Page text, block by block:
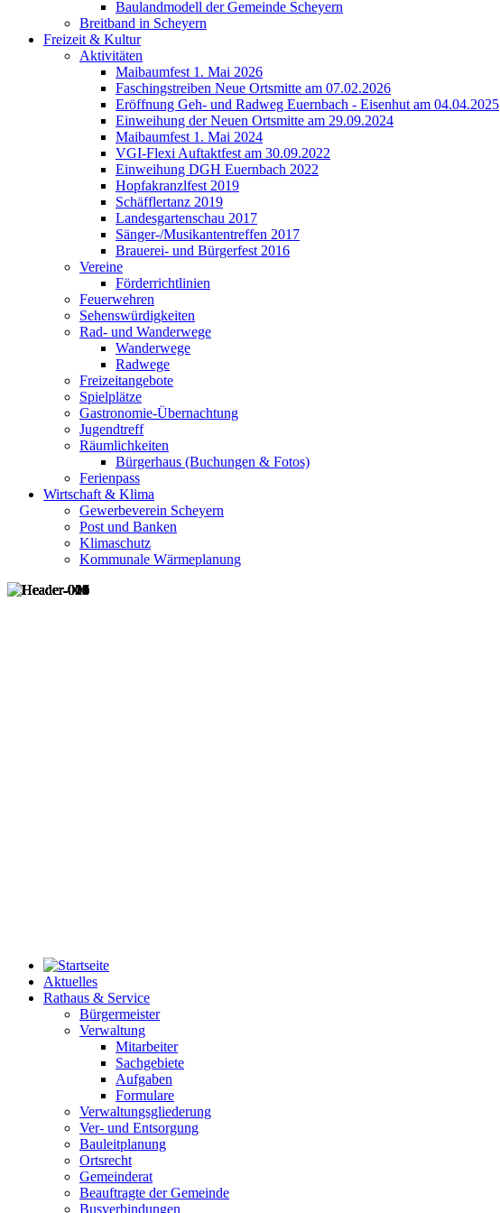
Baulandmodell der Gemeinde Scheyern
Breitband in Scheyern
Freizeit & Kultur
Aktivitäten
Maibaumfest 1. Mai 2026
Faschingstreiben Neue Ortsmitte am 07.02.2026
Eröffnung Geh- und Radweg Euernbach - Eisenhut am 04.04.2025
Einweihung der Neuen Ortsmitte am 29.09.2024
Maibaumfest 1. Mai 2024
VGI-Flexi Auftaktfest am 30.09.2022
Einweihung DGH Euernbach 2022
Hopfakranzlfest 2019
Schäfflertanz 2019
Landesgartenschau 2017
Sänger-/Musikantentreffen 2017
Brauerei- und Bürgerfest 2016
Vereine
Förderrichtlinien
Feuerwehren
Sehenswürdigkeiten
Rad- und Wanderwege
Wanderwege
Radwege
Freizeitangebote
Spielplätze
Gastronomie-Übernachtung
Jugendtreff
Räumlichkeiten
Bürgerhaus (Buchungen & Fotos)
Ferienpass
Wirtschaft & Klima
Gewerbeverein Scheyern
Post und Banken
Klimaschutz
Kommunale Wärmeplanung
Aktuelles
Rathaus & Service
Bürgermeister
Verwaltung
Mitarbeiter
Sachgebiete
Aufgaben
Formulare
Verwaltungsgliederung
Ver- und Entsorgung
Bauleitplanung
Ortsrecht
Gemeinderat
Beauftragte der Gemeinde
Busverbindungen